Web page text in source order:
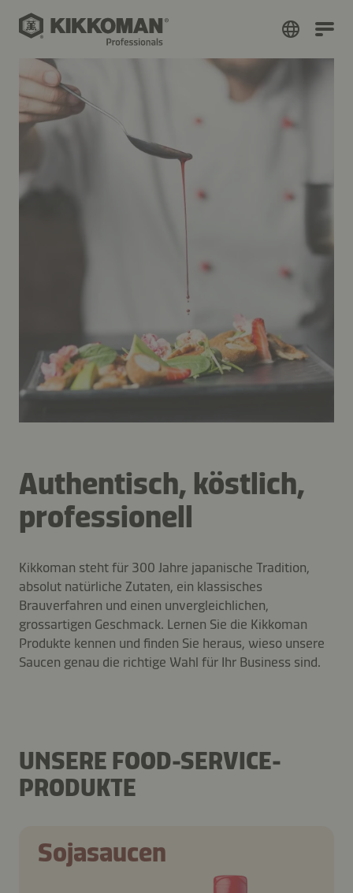
Authentisch, köstlich,
professionell
Kikkoman steht für 300 Jahre japanische Tradition,
absolut natürliche Zutaten, ein klassisches
Brauverfahren und einen unvergleichlichen,
grossartigen Geschmack. Lernen Sie die Kikkoman
Produkte kennen und finden Sie heraus, wieso unsere
Saucen genau die richtige Wahl für Ihr Business sind.
UNSERE FOOD-SERVICE-
PRODUKTE
Sojasaucen